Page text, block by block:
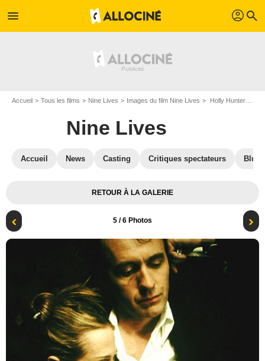
menu profil search
Accueil Tous les films Nine Lives Images du film Nine Lives Holly Hunter et Ian McShane
Nine Lives
Accueil News Casting Critiques spectateurs Blu-
RETOUR À LA GALERIE
5 / 6 Photos